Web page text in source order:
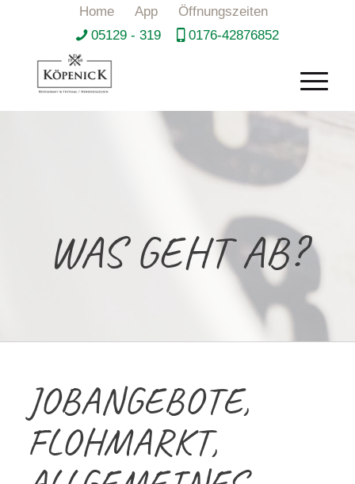
Home App
Öffnungszeiten
05129 - 319
0176-42876852
WAS GEHT AB?
JOBANGEBOTE,
FLOHMARKT,